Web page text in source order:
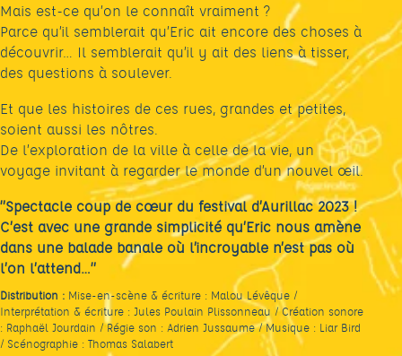
Mais est-ce qu’on le connaît vraiment ?
Parce qu’il semblerait qu’Eric ait encore des choses à
découvrir… Il semblerait qu’il y ait des liens à tisser,
des questions à soulever.
Et que les histoires de ces rues, grandes et petites,
soient aussi les nôtres.
De l’exploration de la ville à celle de la vie, un
voyage invitant à regarder le monde d’un nouvel œil.
”Spectacle coup de cœur du festival d’Aurillac 2023 !
C’est avec une grande simplicité qu’Eric nous amène
dans une balade banale où l’incroyable n’est pas où
l’on l’attend…”
Distribution : Mise-en-scène & écriture : Malou Lévêque /
Interprétation & écriture : Jules Poulain Plissonneau / Création sonore
: Raphaël Jourdain / Régie son : Adrien Jussaume / Musique : Liar Bird
/ Scénographie : Thomas Salabert